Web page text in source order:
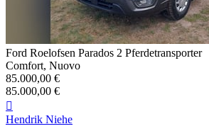
Ford Roelofsen Parados 2 Pferdetransporter
Comfort, Nuovo
85.000,00 €
85.000,00 €

Hendrik Niehe